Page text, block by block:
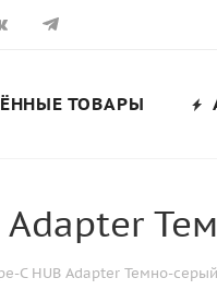
ТОВАРЫ
C HUB Adapter Темно-